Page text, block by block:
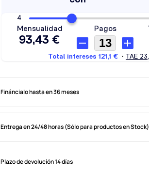
Fináncialo hasta en 36 meses
Entrega en 24/48 horas (Sólo para productos en Stock)
Plazo de devolución 14 días